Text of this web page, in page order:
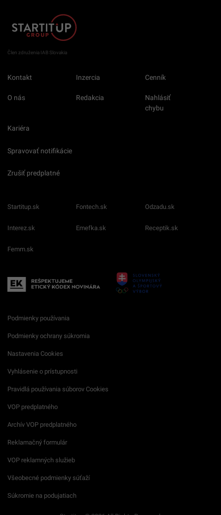
Člen združenia IAB Slovakia
Kontakt Inzercia Cenník
O nás Redakcia
Nahlásiť
chybu
Kariéra
Spravovať notifikácie
Zrušiť predplatné
Startitup.sk Fontech.sk Odzadu.sk
Interez.sk Emefka.sk Receptik.sk
Femm.sk
Podmienky používania
Podmienky ochrany súkromia
Nastavenia Cookies
Vyhlásenie o prístupnosti
Pravidlá používania súborov Cookies
VOP predplatného
Archív VOP predplatného
Reklamačný formulár
VOP reklamných služieb
Všeobecné podmienky súťaží
Súkromie na podujatiach